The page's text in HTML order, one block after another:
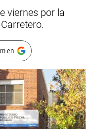
viernes por la
en